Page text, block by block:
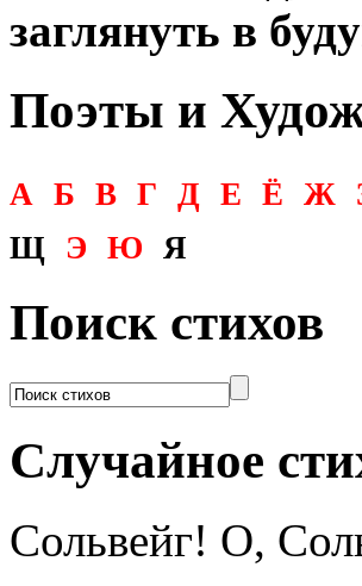
заглянуть в
Поэты и
А Б В Г Д Е Ё Ж
Щ Э Ю Я
Поиск стихов
Случайное
Сольвейг! О,